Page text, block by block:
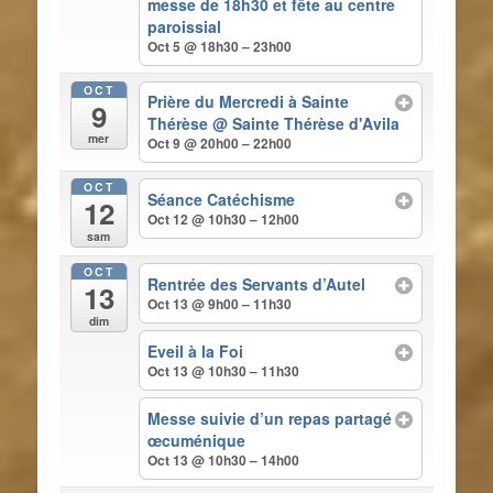
paroissial
Oct 5 @ 18h30 – 23h00
OCT
9
mer
Prière du Mercredi à Sainte
Thérèse@ Sainte Thérèse d'Avila
Oct 9 @ 20h00 – 22h00
OCT
12
sam
Séance Catéchisme
Oct 12 @ 10h30 – 12h00
OCT
13
dim
Rentrée des Servants d’Autel
Oct 13 @ 9h00 – 11h30
Eveil à la Foi
Oct 13 @ 10h30 – 11h30
Messe suivie d’un repas partagé
œcuménique
Oct 13 @ 10h30 – 14h00